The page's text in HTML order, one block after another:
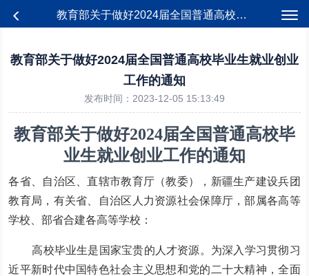
教育部关于做好2024届全国普通高校毕业生就业创业工作的通知
教育部关于做好2024届全国普通高校毕业生就业创业
工作的通知
发布时间：2023-12-05 15:13:49
教育部关于做好2024届全国普通高校毕
业生就业创业工作的通知
各省、自治区、直辖市教育厅（教委），新疆生产建设兵团
教育局，有关省、自治区人力资源社会保障厅，部属各高等
学校、部省合建各高等学校：
高校毕业生是国家宝贵的人才资源。为深入学习贯彻习
近平新时代中国特色社会主义思想和党的二十大精神，全面